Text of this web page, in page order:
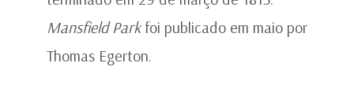
Mansfield Parkfoi publicado em maio por
Thomas Egerton.